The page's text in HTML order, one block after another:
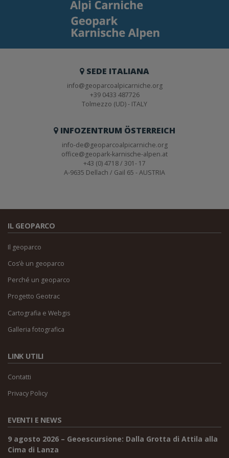
SEDE ITALIANA
info@geoparcoalpicarniche.org
+39 0433 487726
Tolmezzo (UD) - ITALY
INFOZENTRUM ÖSTERREICH
info-de@geoparcoalpicarniche.org
office@geopark-karnische-alpen.at
+43 (0) 4718 / 301- 17
A-9635 Dellach / Gail 65 - AUSTRIA
IL GEOPARCO
Il geoparco
Cos’è un geoparco
Perché un geoparco
Progetto Geotrac
Cartografia e Webgis
Galleria fotografica
LINK UTILI
Contatti
Privacy Policy
EVENTI E NEWS
9 agosto 2026 – Geoescursione: Dalla Grotta di Attila alla
Cima di Lanza